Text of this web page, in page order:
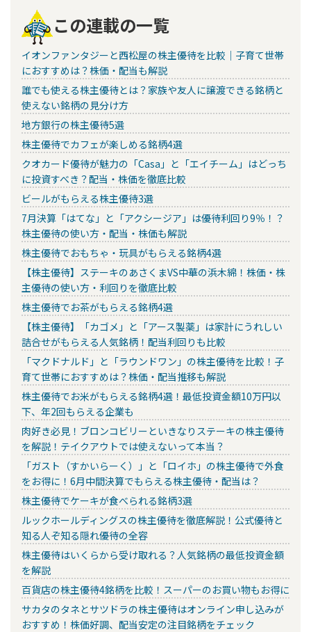
この連載の一覧
イオンファンタジーと西松屋の株主優待を比較｜子育て世帯
におすすめは？株価・配当も解説
誰でも使える株主優待とは？家族や友人に譲渡できる銘柄と
使えない銘柄の見分け方
地方銀行の株主優待5選
株主優待でカフェが楽しめる銘柄4選
クオカード優待が魅力の「Casa」と「エイチーム」はどっち
に投資すべき？配当・株価を徹底比較
ビールがもらえる株主優待3選
7月決算「はてな」と「アクシージア」は優待利回り9％！？
株主優待の使い方・配当・株価も解説
株主優待でおもちゃ・玩具がもらえる銘柄4選
【株主優待】ステーキのあさくまVS中華の浜木綿！株価・株
主優待の使い方・利回りを徹底比較
株主優待でお茶がもらえる銘柄4選
【株主優待】「カゴメ」と「アース製薬」は家計にうれしい
詰合せがもらえる人気銘柄！配当利回りも比較
「マクドナルド」と「ラウンドワン」の株主優待を比較！子
育て世帯におすすめは？株価・配当推移も解説
株主優待でお米がもらえる銘柄4選！最低投資金額10万円以
下、年2回もらえる企業も
肉好き必見！ブロンコビリーといきなりステーキの株主優待
を解説！テイクアウトでは使えないって本当？
「ガスト（すかいらーく）」と「ロイホ」の株主優待で外食
をお得に！6月中間決算でもらえる株主優待・配当は？
株主優待でケーキが食べられる銘柄3選
ルックホールディングスの株主優待を徹底解説！公式優待と
知る人ぞ知る隠れ優待の全容
株主優待はいくらから受け取れる？人気銘柄の最低投資金額
を解説
百貨店の株主優待4銘柄を比較！スーパーのお買い物もお得に
サカタのタネとサツドラの株主優待はオンライン申し込みが
おすすめ！株価好調、配当安定の注目銘柄をチェック